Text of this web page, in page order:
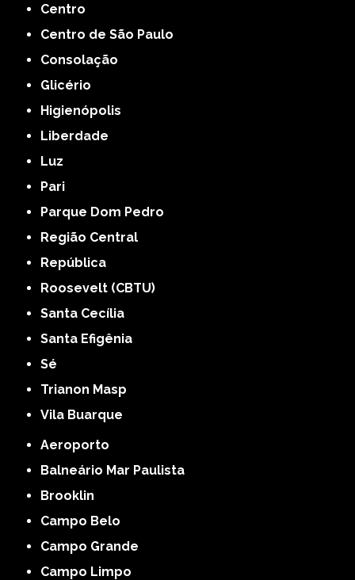
Centro
Centro de São Paulo
Consolação
Glicério
Higienópolis
Liberdade
Luz
Pari
Parque Dom Pedro
Região Central
República
Roosevelt (CBTU)
Santa Cecília
Santa Efigênia
Sé
Trianon Masp
Vila Buarque
Aeroporto
Balneário Mar Paulista
Brooklin
Campo Belo
Campo Grande
Campo Limpo